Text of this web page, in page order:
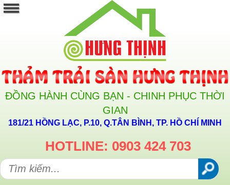
ĐỒNG HÀNH CÙNG BẠN - CHINH PHỤC THỜI
GIAN
181/21 HỒNG LẠC, P.10, Q.TÂN BÌNH, TP. HỒ CHÍ MINH
HOTLINE: 0903 424 703